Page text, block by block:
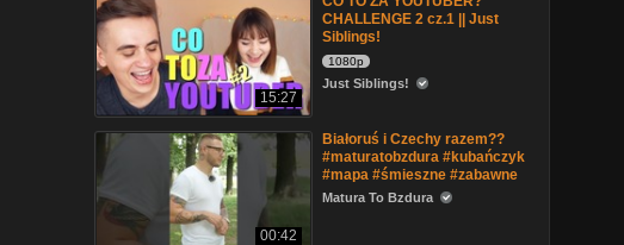
15:27
CHALLENGE 2 cz.1 || Just
Siblings!
1080p
Just Siblings!
00:42
Białoruś i Czechy razem??
#maturatobzdura #kubańczyk
#mapa #śmieszne #zabawne
Matura To Bzdura